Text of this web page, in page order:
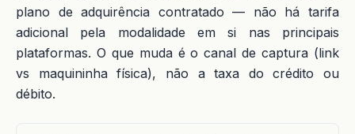
plano de adquirência contratado — não há tarifa
adicional pela modalidade em si nas principais
plataformas. O que muda é o canal de captura (link
vs maquininha física), não a taxa do crédito ou
débito.